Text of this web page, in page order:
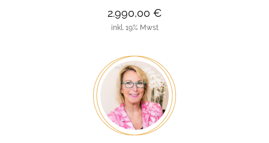
2.990,00 €
inkl. 19% Mwst